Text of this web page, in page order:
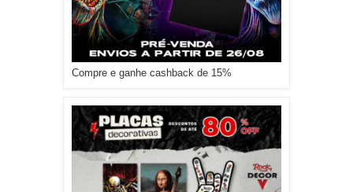
Compre e ganhe cashback de 15%